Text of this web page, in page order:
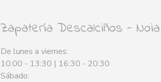
Zapatería Descalciños - Noia
De lunes a viernes:
10:00 - 13:30 | 16:30 - 20:30
Sábado: